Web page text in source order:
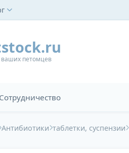
ваших петомцев
Сотрудничество
Антибиотики таблетки, суспензии